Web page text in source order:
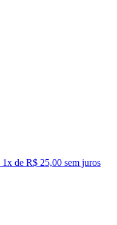
1x de R$ 25,00 sem juros